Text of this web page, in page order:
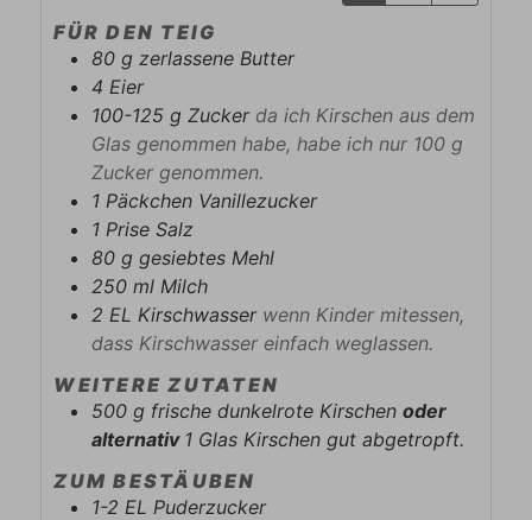
FÜR DEN TEIG
80 g zerlassene Butter
4 Eier
100-125 g Zucker da ich Kirschen aus dem
Glas genommen habe, habe ich nur 100 g
Zucker genommen.
1 Päckchen Vanillezucker
1 Prise Salz
80 g gesiebtes Mehl
250 ml Milch
2 EL Kirschwasser wenn Kinder mitessen,
dass Kirschwasser einfach weglassen.
WEITERE ZUTATEN
500 g frische dunkelrote Kirschenoder
alternativ 1 Glas Kirschen gut abgetropft.
ZUM BESTÄUBEN
1-2 EL Puderzucker